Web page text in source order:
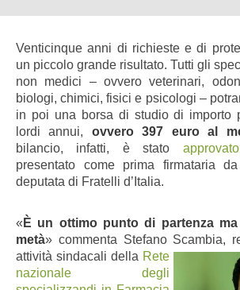
Venticinque anni di richieste e di
un piccolo grande risultato. Tutti gli
non medici – ovvero veterinari,
biologi, chimici, fisici e psicologi –
in poi una borsa di studio di importo
lordi annui, ovvero 397 euro al
bilancio, infatti, è stato
presentato come prima firmataria
deputata di Fratelli d’Italia.
« È un ottimo punto di partenza
metà» commenta Stefano Scambia,
attività sindacali della Rete
nazionale degli